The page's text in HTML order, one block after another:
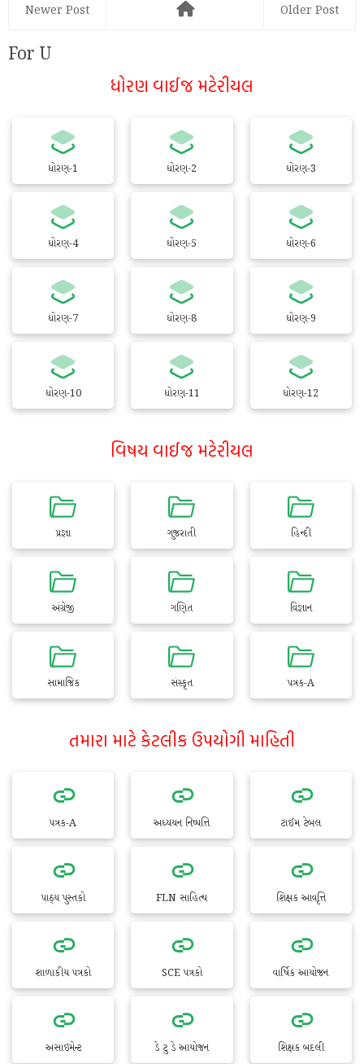
Newer Post Older Post
For U
ધોરણ વાઈજ મટેરીયલ
ધોરણ-1 ધોરણ-2 ધોરણ-3
ધોરણ-4 ધોરણ-5 ધોરણ-6
ધોરણ-7 ધોરણ-8 ધોરણ-9
ધોરણ-10 ધોરણ-11 ધોરણ-12
વિષય વાઈજ મટેરીયલ
પ્રજ્ઞા ગુજરાતી હિન્દી
અંગ્રેજી ગણિત વિજ્ઞાન
સામાજિક સંસ્કૃત પત્રક-A
તમારા માટે કેટલીક ઉપયોગી માહિતી
પત્રક-A અધ્યયન નિષ્પત્તિ ટાઈમ ટેબલ
પાઠ્ય પુસ્તકો FLN સાહિત્ય શિક્ષક આવૃત્તિ
શાળાકીય પત્રકો SCE પત્રકો વાર્ષિક આયોજન
અસાઇમેન્ટ ડે ટુ ડે આયોજન શિક્ષક બદલી